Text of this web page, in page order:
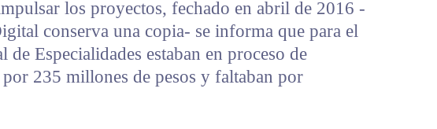
los proyectos, fechado en abril de 2016 -
conserva una copia- se informa que para el
de Especialidades estaban en proceso de
235 millones de pesos y faltaban por